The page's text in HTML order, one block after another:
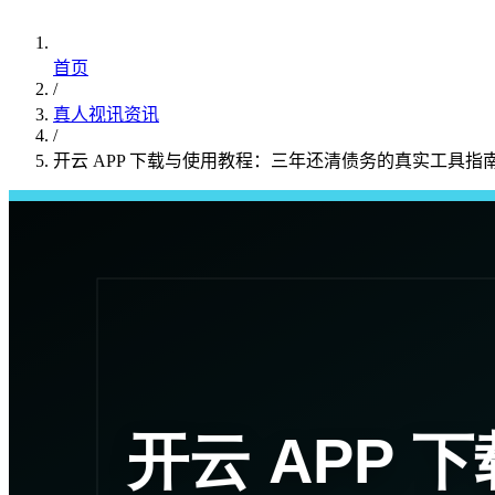
首页
/
真人视讯资讯
/
开云 APP 下载与使用教程：三年还清债务的真实工具指